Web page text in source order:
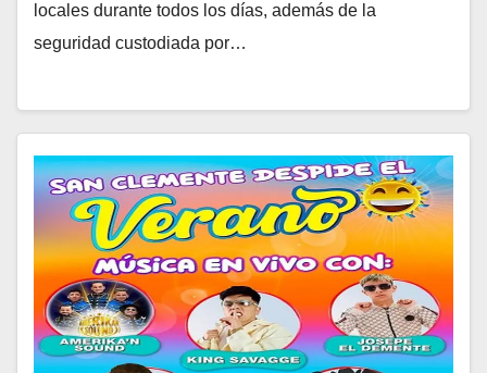
locales durante todos los días, además de la
seguridad custodiada por…